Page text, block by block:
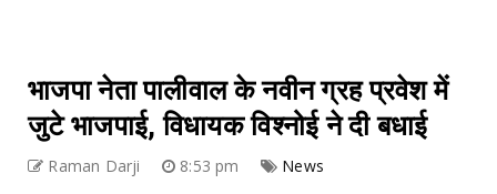
भाजपा नेता पालीवाल के नवीन ग्रह प्रवेश में
जुटे भाजपाई, विधायक विश्नोई ने दी बधाई
Raman Darji 8:53 pm News